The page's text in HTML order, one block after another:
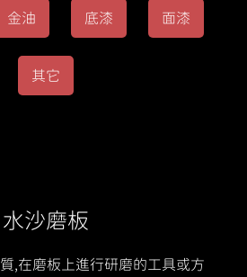
金油 底漆 面漆
其它
水沙磨板
,在磨板上進行研磨的工具或方